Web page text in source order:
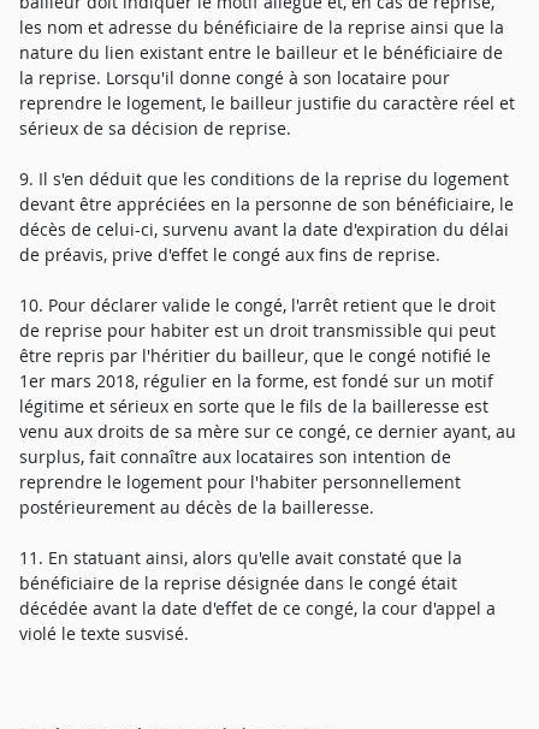
les nom et adresse du bénéficiaire de la reprise ainsi que la
nature du lien existant entre le bailleur et le bénéficiaire de
la reprise. Lorsqu'il donne congé à son locataire pour
reprendre le logement, le bailleur justifie du caractère réel et
sérieux de sa décision de reprise.
9. Il s'en déduit que les conditions de la reprise du logement
devant être appréciées en la personne de son bénéficiaire, le
décès de celui-ci, survenu avant la date d'expiration du délai
de préavis, prive d'effet le congé aux fins de reprise.
10. Pour déclarer valide le congé, l'arrêt retient que le droit
de reprise pour habiter est un droit transmissible qui peut
être repris par l'héritier du bailleur, que le congé notifié le
1er mars 2018, régulier en la forme, est fondé sur un motif
légitime et sérieux en sorte que le fils de la bailleresse est
venu aux droits de sa mère sur ce congé, ce dernier ayant, au
surplus, fait connaître aux locataires son intention de
reprendre le logement pour l'habiter personnellement
postérieurement au décès de la bailleresse.
11. En statuant ainsi, alors qu'elle avait constaté que la
bénéficiaire de la reprise désignée dans le congé était
décédée avant la date d'effet de ce congé, la cour d'appel a
violé le texte susvisé.